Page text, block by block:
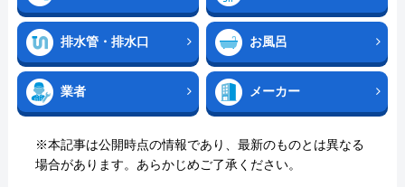
排水管・排水口 お風呂
業者 メーカー
※本記事は公開時点の情報であり、最新のものとは異なる
場合があります。あらかじめご了承ください。